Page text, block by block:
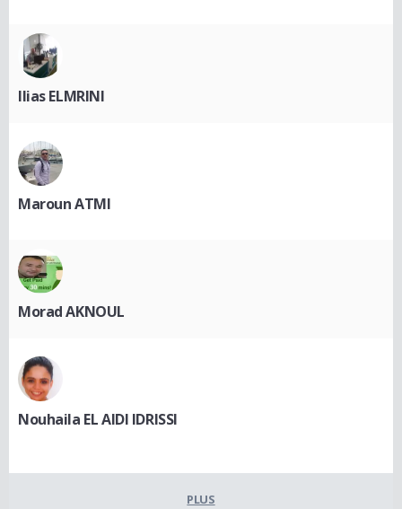
Ilias ELMRINI
Maroun ATMI
Morad AKNOUL
Nouhaila EL AIDI IDRISSI
PLUS